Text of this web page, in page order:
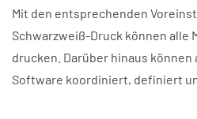
Mit den entsprechenden
Schwarzweiß-Druck können
drucken. Darüber hinaus können
Software koordiniert, definiert